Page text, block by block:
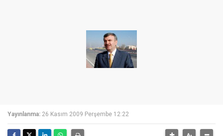
Yayınlanma: 26 Kasım 2009 Perşembe 12:22